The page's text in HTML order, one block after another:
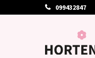
099432847